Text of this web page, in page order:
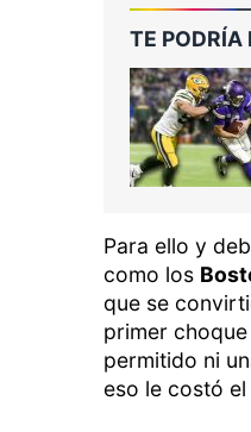
TE PODRÍA
Para ello y
como los
que se
primer
permitido ni
eso le costó el